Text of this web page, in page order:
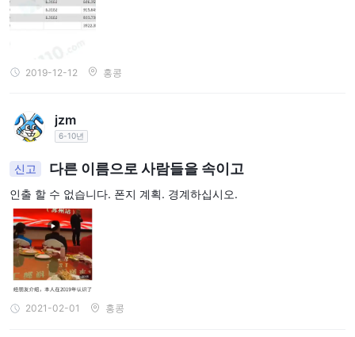
2019-12-12 홍콩
jzm
6-10년
신고 다른 이름으로 사람들을 속이고
인출 할 수 없습니다. 폰지 계획. 경계하십시오.
2021-02-01 홍콩